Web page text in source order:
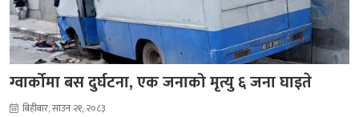
ग्वार्कोमा बस दुर्घटना, एक जनाको मृत्यु ६ जना घाइते
बिहीबार, साउन २१, २०८३